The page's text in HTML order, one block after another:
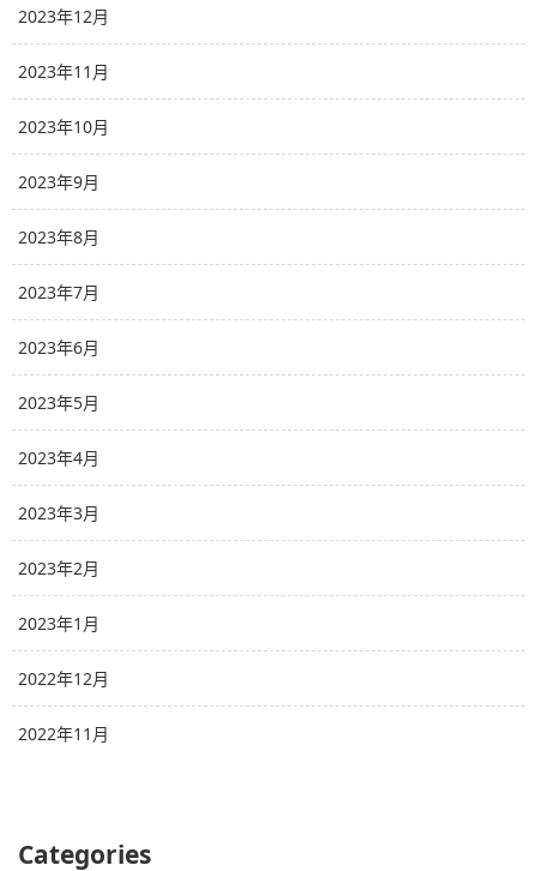
2023年12月
2023年11月
2023年10月
2023年9月
2023年8月
2023年7月
2023年6月
2023年5月
2023年4月
2023年3月
2023年2月
2023年1月
2022年12月
2022年11月
Categories